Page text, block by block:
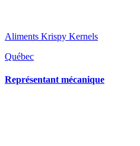
Aliments Krispy Kernels
Québec
Représentant mécanique